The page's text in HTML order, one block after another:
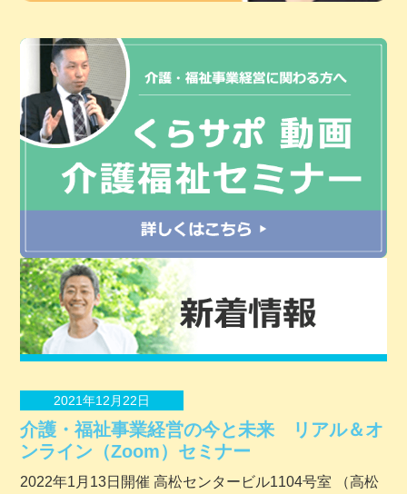
2021年12月22日
介護・福祉事業経営の今と未来 リアル＆オ
ンライン（Zoom）セミナー
2022年1月13日開催 ⾼松センタービル1104号室 （⾼松